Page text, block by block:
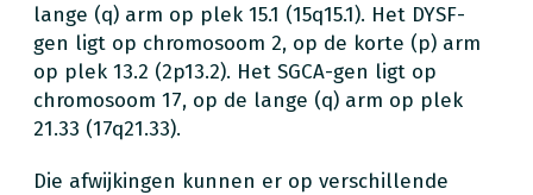
lange (q) arm op plek 15.1 (15q15.1). Het DYSF-
gen ligt op chromosoom 2, op de korte (p) arm
op plek 13.2 (2p13.2). Het SGCA-gen ligt op
chromosoom 17, op de lange (q) arm op plek
21.33 (17q21.33).
Die afwijkingen kunnen er op verschillende